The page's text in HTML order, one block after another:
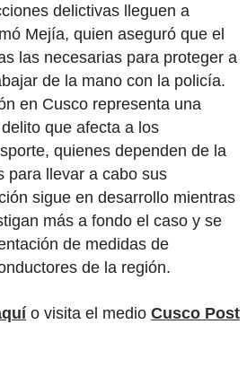
delictivas lleguen a
Mejía, quien aseguró que el
las necesarias para proteger a
de la mano con la policía.
en Cusco representa una
que afecta a los
quienes dependen de la
para llevar a cabo sus
sigue en desarrollo mientras
más a fondo el caso y se
de medidas de
de la región.
o visita el medio Cusco Post